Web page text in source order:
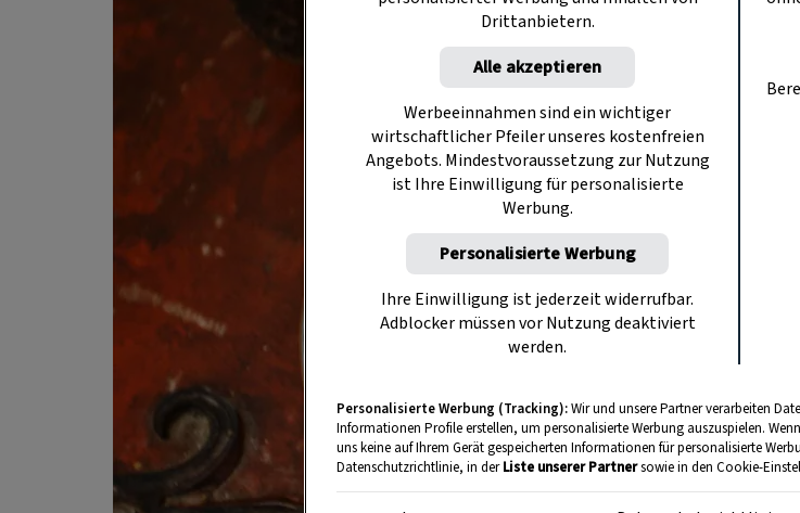
Drittanbietern.
Alle akzeptieren
Werbeeinnahmen sind ein wichtiger
wirtschaftlicher Pfeiler unseres kostenfreien
Angebots. Mindestvoraussetzung zur Nutzung
ist Ihre Einwilligung für personalisierte
Werbung.
Personalisierte Werbung
Ihre Einwilligung ist jederzeit widerrufbar.
Adblocker müssen vor Nutzung deaktiviert
werden.
Personalisierte Werbung (Tracking):Wir und unsere Partner verarbeiten
Informationen Profile erstellen, um personalisierte Werbung auszuspielen.
uns keine auf Ihrem Gerät gespeicherten Informationen für personalisierte
Datenschutzrichtlinie, in derListe unserer Partnersowie in den Cookie-